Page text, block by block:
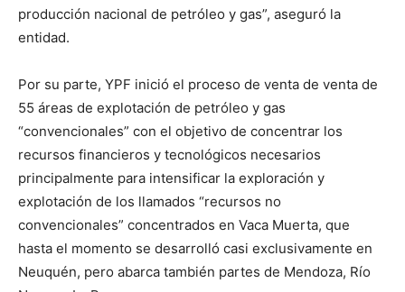
producción nacional de petróleo y gas”, aseguró la
entidad.
Por su parte, YPF inició el proceso de venta de venta de
55 áreas de explotación de petróleo y gas
“convencionales” con el objetivo de concentrar los
recursos financieros y tecnológicos necesarios
principalmente para intensificar la exploración y
explotación de los llamados “recursos no
convencionales” concentrados en Vaca Muerta, que
hasta el momento se desarrolló casi exclusivamente en
Neuquén, pero abarca también partes de Mendoza, Río